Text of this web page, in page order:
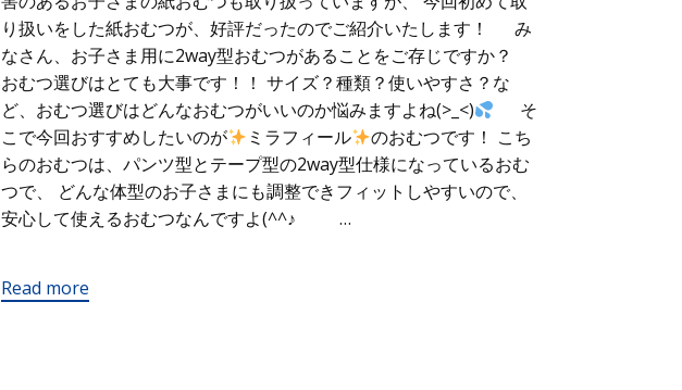
り扱いをした紙おむつが、好評だったのでご紹介いたします！ み
なさん、お子さま用に2way型おむつがあることをご存じですか？
おむつ選びはとても大事です！！ サイズ？種類？使いやすさ？な
ど、おむつ選びはどんなおむつがいいのか悩みますよね(>_<)
そ
こで今回おすすめしたいのが
ミラフィール
のおむつです！ こち
らのおむつは、パンツ型とテープ型の2way型仕様になっているおむ
つで、 どんな体型のお子さまにも調整できフィットしやすいので、
安心して使えるおむつなんですよ(^^♪ …
Read more